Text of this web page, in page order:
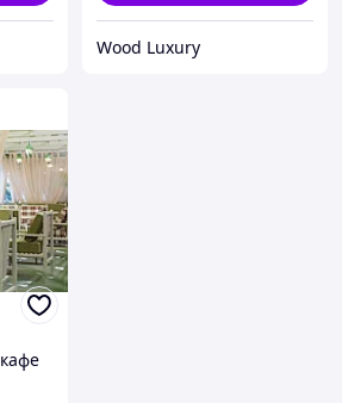
Wood Luxury